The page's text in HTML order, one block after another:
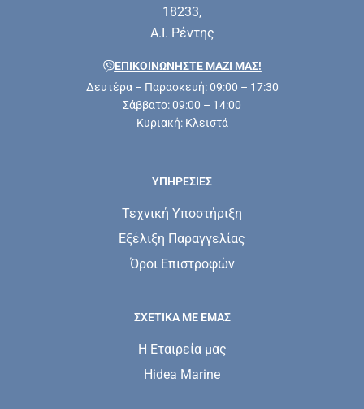
18233,
Α.Ι. Ρέντης
ΕΠΙΚΟΙΝΩΝΗΣΤΕ ΜΑΖΊ ΜΑΣ!
Δευτέρα – Παρασκευή: 09:00 – 17:30
Σάββατο: 09:00 – 14:00
Κυριακή: Κλειστά
ΥΠΗΡΕΣΊΕΣ
Τεχνική Υποστήριξη
Εξέλιξη Παραγγελίας
Όροι Επιστροφών
ΣΧΕΤΙΚΆ ΜΕ ΕΜΆΣ
Η Εταιρεία μας
Hidea Marine